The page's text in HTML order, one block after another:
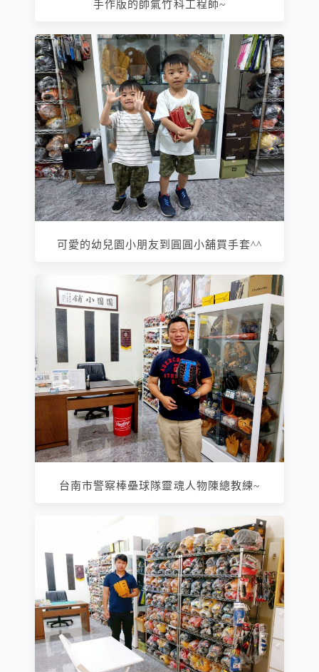
手作版的帥氣竹科工程師~
可愛的幼兒園小朋友到圓圓小舖買手套^^
台南市警察棒壘球隊靈魂人物陳總教練~